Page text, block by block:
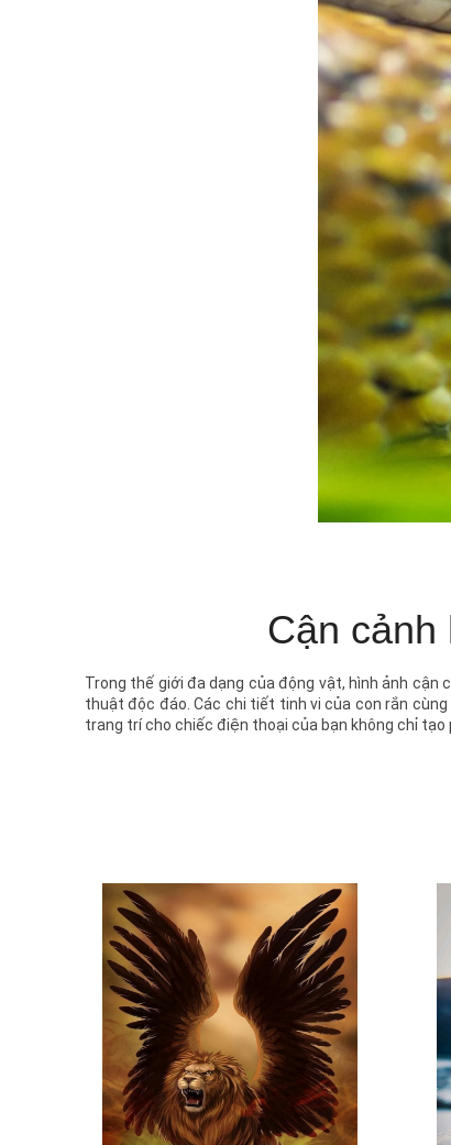
Cận cảnh
Trong thế giới đa dạng của động vật, hình ảnh
thuật độc đáo. Các chi tiết tinh vi của con rắn
trang trí cho chiếc điện thoại của bạn không chỉ